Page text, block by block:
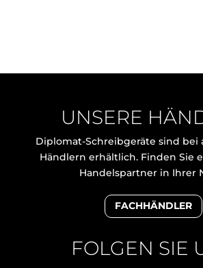
UNSERE
Diplomat-Schreibgeräte sind bei
Händlern erhältlich. Finden Sie
Handelspartner in Ihrer
FACHHÄNDLER
FOLGEN SIE